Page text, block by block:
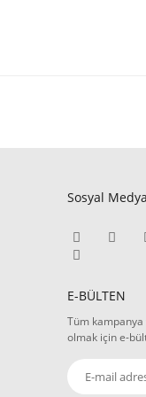
Sosyal Medya
E-BÜLTEN
Tüm
olmak için e-